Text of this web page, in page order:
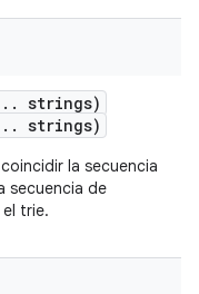
. . strings)
strings)
la secuencia
secuencia de
trie.